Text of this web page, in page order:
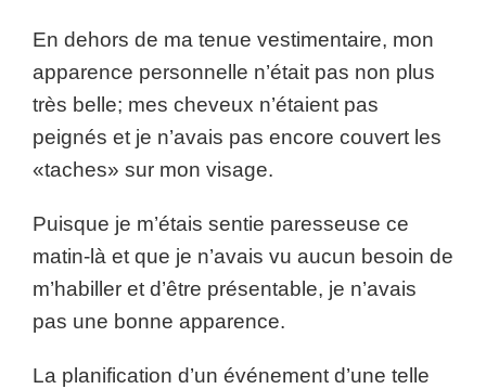
En dehors de ma tenue vestimentaire, mon
apparence personnelle n’était pas non plus
très belle; mes cheveux n’étaient pas
peignés et je n’avais pas encore couvert les
«taches» sur mon visage.
Puisque je m’étais sentie paresseuse ce
matin-là et que je n’avais vu aucun besoin de
m’habiller et d’être présentable, je n’avais
pas une bonne apparence.
La planification d’un événement d’une telle